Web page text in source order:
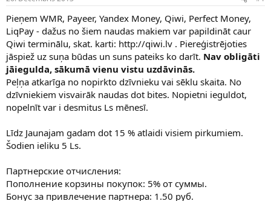
n
u
z
s
ā
c
ē
j
s
a
t
u
m
s
Pieņem WMR, Payeer, Yandex Money, Qiwi, Perfect Money,
LiqPay - dažus no šiem naudas makiem var papildināt caur
Qiwi terminālu, skat. karti: http://qiwi.lv . Piereģistrējoties
jāspiež uz suņa būdas un suns pateiks ko darīt. Nav obligāti
jāiegulda, sākumā vienu vistu uzdāvinās.
Peļņa atkarīga no nopirkto dzīvnieku vai sēklu skaita. No
dzīvniekiem visvairāk naudas dot bites. Nopietni ieguldot,
nopelnīt var i desmitus Ls mēnesī.
Līdz Jaunajam gadam dot 15 % atlaidi visiem pirkumiem.
Šodien ieliku 5 Ls.
Партнерские отчисления:
Пополнение корзины покупок: 5% от суммы.
Бонус за привлечение партнера: 1.50 руб.